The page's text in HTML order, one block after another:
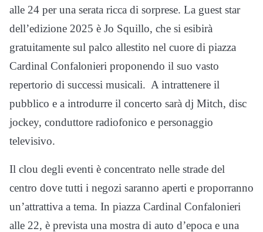
alle 24 per una serata ricca di sorprese. La guest star
dell’edizione 2025 è Jo Squillo, che si esibirà
gratuitamente sul palco allestito nel cuore di piazza
Cardinal Confalonieri proponendo il suo vasto
repertorio di successi musicali. A intrattenere il
pubblico e a introdurre il concerto sarà dj Mitch, disc
jockey, conduttore radiofonico e personaggio
televisivo.
Il clou degli eventi è concentrato nelle strade del
centro dove tutti i negozi saranno aperti e proporranno
un’attrattiva a tema. In piazza Cardinal Confalonieri
alle 22, è prevista una mostra di auto d’epoca e una